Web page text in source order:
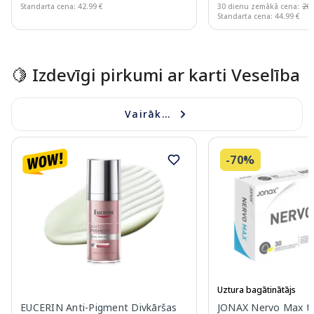
Standarta cena: 42.99 € 30 dienu zemākā cena:
Standarta cena: 44.99 €
🍋 Izdevīgi pirkumi ar karti Veselība
Vairāk...
EUCERIN Anti-Pigment Divkāršas
-70%
Uztura bagātinātājs
JONAX Nervo Max